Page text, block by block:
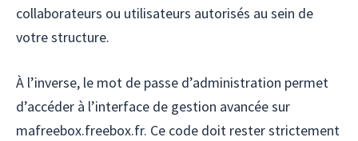
collaborateurs ou utilisateurs autorisés au sein de
votre structure.
À l’inverse, le mot de passe d’administration permet
d’accéder à l’interface de gestion avancée sur
mafreebox.freebox.fr. Ce code doit rester strictement